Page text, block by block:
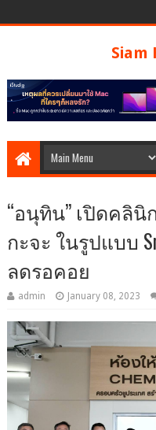
Siam
“อนุทิน” เปิดคลิ
กะจะ ในรูปแบบ
ลดรอคอย
admin January 08, 2023